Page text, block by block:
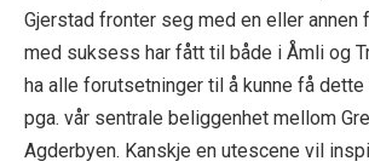
Gjerstad fronter seg med en eller annen
med suksess har fått til både i Åmli og
ha alle forutsetninger til å kunne få
pga. vår sentrale beliggenhet mellom
Agderbyen. Kanskje en utescene vil